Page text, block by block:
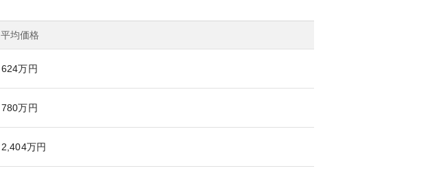
平均価格
624万円
780万円
2,404万円